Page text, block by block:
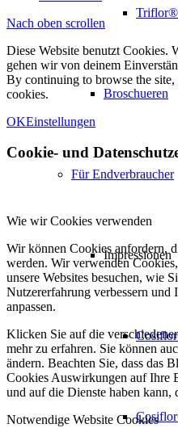
Triflor®
Broschueren
Für Endverbraucher
Impressionen
Nach oben scrollen
Diese Website benutzt Cookies.
gehen wir von deinem
By continuing to browse the
cookies.
OKEinstellungen
Cookie- und
Wie wir Cookies verwenden
Wir können Cookies anfordern,
werden. Wir verwenden
unsere Websites besuchen, wie
Nutzererfahrung verbessern und
anpassen.
Klicken Sie auf die
mehr zu erfahren. Sie können
ändern. Beachten Sie, dass das
Cookies Auswirkungen auf Ihre
und auf die Dienste haben kann,
Notwendige Website Cookies